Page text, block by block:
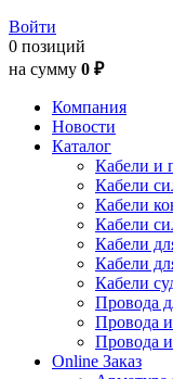
Войти
0 позиций
на сумму 0 ₽
Компания
Новости
Каталог
Кабели и
Кабели
Кабели
Кабели
Кабели
Кабели
Кабели
Провода
Провода и
Провода
Online Заказ